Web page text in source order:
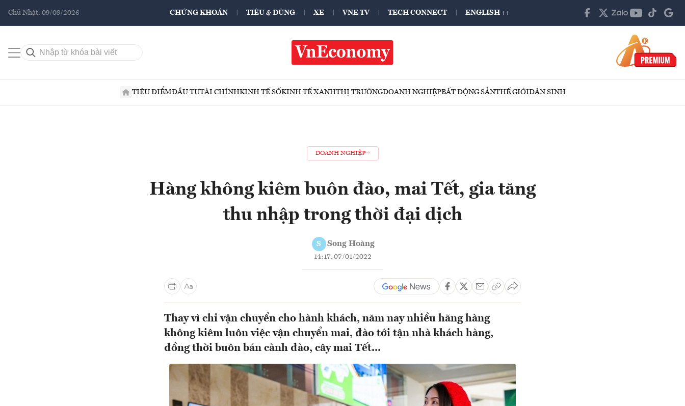
Chủ Nhật, 09/08/2026 CHỨNG KHOÁN TIÊU & DÙNG XE VNE TV TECH CONNECT ENGLISH ++
TIÊU ĐIỂMĐẦU TƯTÀI CHÍNHKINH TẾ SỐKINH TẾ XANHTHỊ TRƯỜNGDOANH NGHIỆPBẤT ĐỘNG SẢNTHẾ GIỚIDÂN SINH
DOANH NGHIỆP
Hàng không kiêm buôn đào, mai Tết, gia tăng
thu nhập trong thời đại dịch
S Song Hoàng
14:17, 07/01/2022
Thay vì chỉ vận chuyển cho hành khách, năm nay nhiều hãng hàng
không kiêm luôn việc vận chuyển mai, đào tới tận nhà khách hàng,
đồng thời buôn bán cành đào, cây mai Tết...